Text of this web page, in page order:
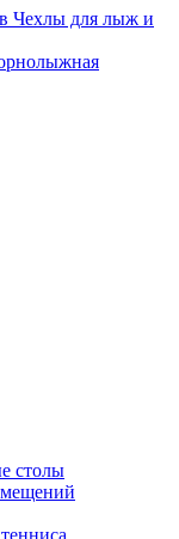
Чехлы для лыж и
столы